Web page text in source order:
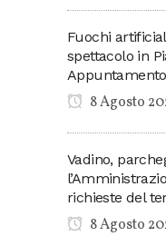
Fuochi
spettacolo in
8 Agosto
Vadino,
richieste del
8 Agosto